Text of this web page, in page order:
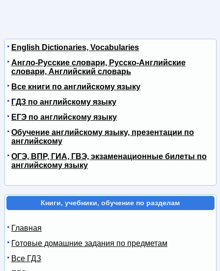
English Dictionaries, Vocabularies
Англо-Русские словари, Русско-Английские
словари, Английский словарь
Все книги по английскому языку
ГДЗ по английскому языку
ЕГЭ по английскому языку
Обучение английскому языку, презентации по
английскому
ОГЭ, ВПР, ГИА, ГВЭ, экзаменационные билеты по
английскому языку
Книги, учебники, обучение по разделам
Главная
Готовые домашние задания по предметам
Все ГДЗ